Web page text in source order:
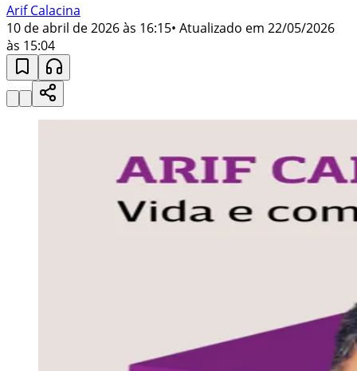
Arif Calacina
10 de abril de 2026 às 16:15• Atualizado em 22/05/2026
às 15:04